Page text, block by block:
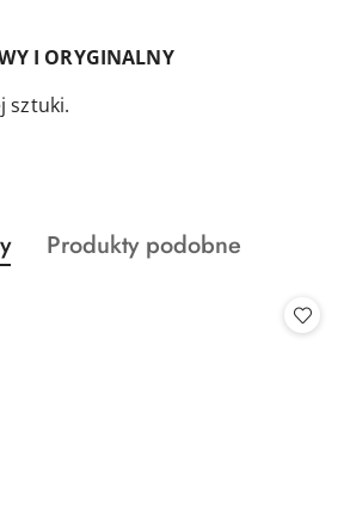
I ORYGINALNY
sztuki.
Produkty
Produkty podobne